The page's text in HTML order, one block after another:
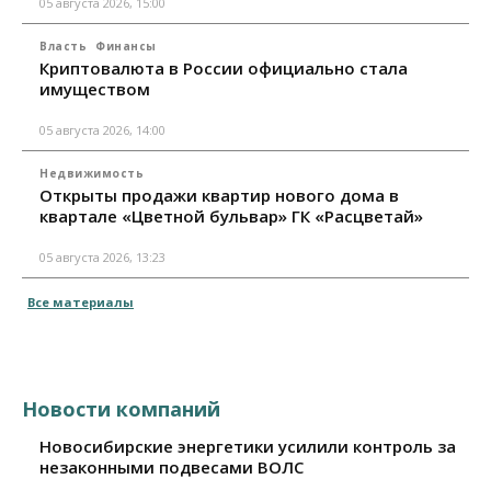
Власть Финансы
Криптовалюта в России официально стала
имуществом
05 августа 2026, 14:00
Недвижимость
Открыты продажи квартир нового дома в
квартале «Цветной бульвар» ГК «Расцветай»
05 августа 2026, 13:23
Все материалы
Новости компаний
Новосибирские энергетики усилили контроль за
незаконными подвесами ВОЛС